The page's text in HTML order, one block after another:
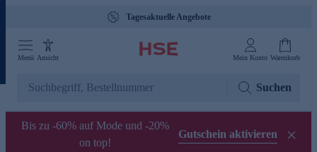
Tagesaktuelle Angebote
Menü Ansicht Mein Konto Warenkorb
Suchen
Bis zu -60% auf Mode und -20%
on top!
Gutschein aktivieren